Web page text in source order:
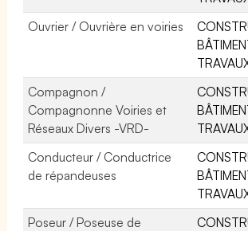
Ouvrier / Ouvrière en voiries
Compagnon /
Compagnonne Voiries et
Réseaux Divers -VRD-
Conducteur / Conductrice
de répandeuses
Poseur / Poseuse de